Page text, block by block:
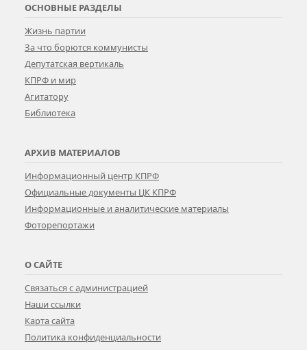
ОСНОВНЫЕ РАЗДЕЛЫ
Жизнь партии
За что борются коммунисты
Депутатская вертикаль
КПРФ и мир
Агитатору
Библиотека
АРХИВ МАТЕРИАЛОВ
Информационный центр КПРФ
Официальные документы ЦК КПРФ
Информационные и аналитические материалы
Фоторепортажи
О САЙТЕ
Связаться с администрацией
Наши ссылки
Карта сайта
Политика конфиденциальности